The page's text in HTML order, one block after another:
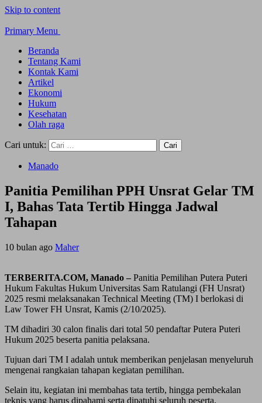
Skip to content
Primary Menu
Beranda
Tentang Kami
Kontak Kami
Artikel
Ekonomi
Hukum
Kesehatan
Olah raga
Cari untuk:
Manado
Panitia Pemilihan PPH Unsrat Gelar TM
I, Bahas Tata Tertib Hingga Jadwal
Tahapan
10 bulan ago Maher
TERBERITA.COM, Manado – Panitia Pemilihan Putera Puteri
Hukum Fakultas Hukum Universitas Sam Ratulangi (FH Unsrat)
2025 resmi melaksanakan Technical Meeting (TM) I berlokasi di
Law Tower FH Unsrat, Kamis (2/10/2025).
TM dihadiri 30 calon finalis dari total 50 pendaftar Putera Puteri
Hukum 2025 beserta panitia pelaksana.
Tujuan dari TM I adalah untuk memberikan penjelasan menyeluruh
mengenai rangkaian tahapan kegiatan pemilihan.
Selain itu, kegiatan ini membahas tata tertib, hingga pembekalan
teknis yang harus dipahami serta dipatuhi seluruh peserta.